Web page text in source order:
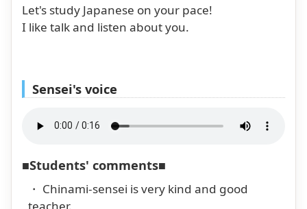
Let's study Japanese on your pace!
I like talk and listen about you.
Sensei's voice
■Students' comments■
・ Chinami-sensei is very kind and good
teacher.